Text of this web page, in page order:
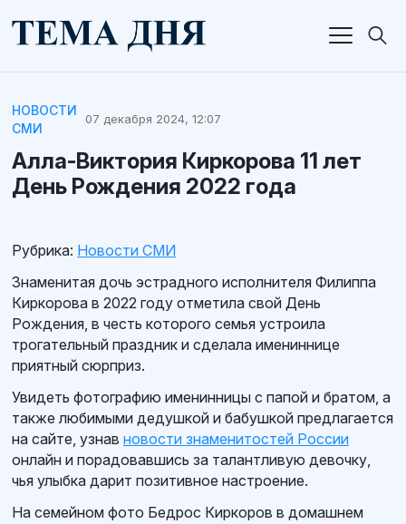
НОВОСТИ
СМИ
07 декабря 2024, 12:07
Алла-Виктория Киркорова 11 лет
День Рождения 2022 года
Рубрика: Новости СМИ
Знаменитая дочь эстрадного исполнителя Филиппа
Киркорова в 2022 году отметила свой День
Рождения, в честь которого семья устроила
трогательный праздник и сделала имениннице
приятный сюрприз.
Увидеть фотографию именинницы с папой и братом, а
также любимыми дедушкой и бабушкой предлагается
на сайте, узнав новости знаменитостей России
онлайн и порадовавшись за талантливую девочку,
чья улыбка дарит позитивное настроение.
На семейном фото Бедрос Киркоров в домашнем